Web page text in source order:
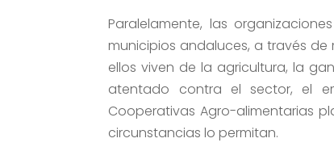
Paralelamente, las
municipios andaluces, a través
ellos viven de la agricultura, la
atentado contra el sector, el
Cooperativas Agro-alimentarias
circunstancias lo permitan.